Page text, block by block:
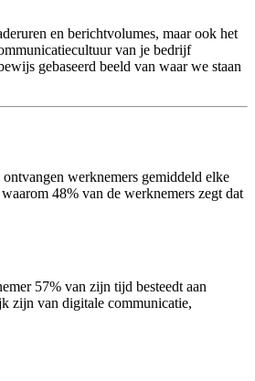
en berichtvolumes, maar ook het
van je bedrijf
gebaseerd beeld van waar we staan
werknemers gemiddeld elke
48% van de werknemers zegt dat
57% van zijn tijd besteedt aan
zijn van digitale communicatie,